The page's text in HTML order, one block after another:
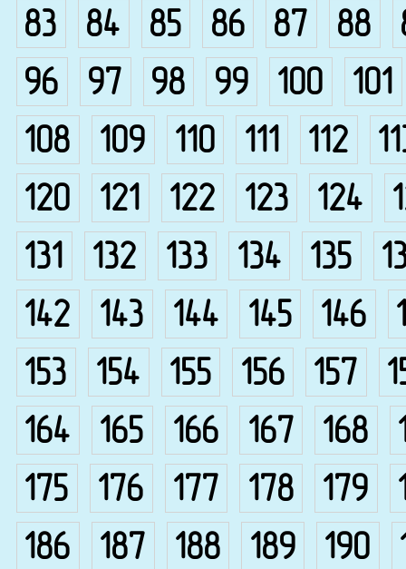
83
84 85 86 87 88
96
97 98 99 100
101
108
109 110 111 112
120
121 122 123 124
131
132 133 134 135
142
143 144 145 146
153
154 155 156 157
164
165 166 167 168
175
176 177 178 179
186
187 188 189 190